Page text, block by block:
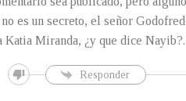
es un secreto, el señor
Katia Miranda, ¿y que dice Nayib?.
Responder